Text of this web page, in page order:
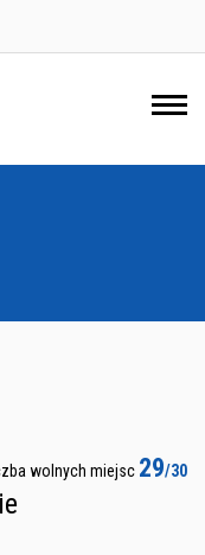
wolnych miejsc 29/30
Sączu